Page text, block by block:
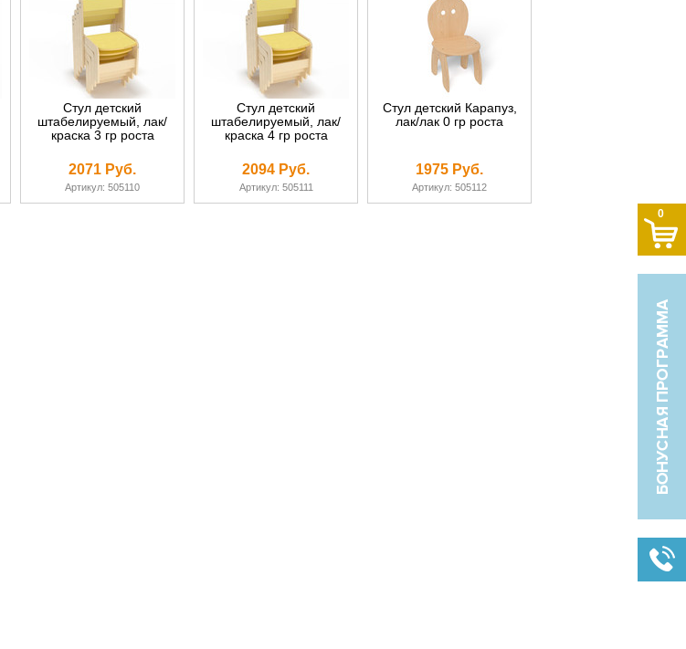
Стул детский
штабелируемый, лак/
краска 3 гр роста
2071 Руб.
Артикул: 505110
Стул детский
штабелируемый, лак/
краска 4 гр роста
2094 Руб.
Артикул: 505111
Стул детский Карапуз,
лак/лак 0 гр роста
1975 Руб.
Артикул: 505112
0